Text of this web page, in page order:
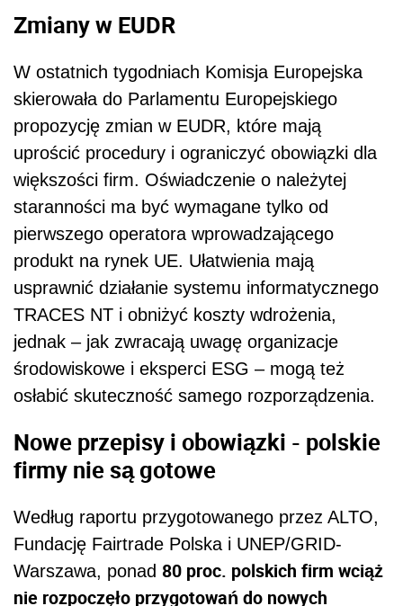
Zmiany w EUDR
W ostatnich tygodniach Komisja Europejska
skierowała do Parlamentu Europejskiego
propozycję zmian w EUDR, które mają
uprościć procedury i ograniczyć obowiązki dla
większości firm. Oświadczenie o należytej
staranności ma być wymagane tylko od
pierwszego operatora wprowadzającego
produkt na rynek UE. Ułatwienia mają
usprawnić działanie systemu informatycznego
TRACES NT i obniżyć koszty wdrożenia,
jednak – jak zwracają uwagę organizacje
środowiskowe i eksperci ESG – mogą też
osłabić skuteczność samego rozporządzenia.
Nowe przepisy i obowiązki - polskie
firmy nie są gotowe
Według raportu przygotowanego przez ALTO,
Fundację Fairtrade Polska i UNEP/GRID-
Warszawa, ponad 80 proc. polskich firm wciąż
nie rozpoczęło przygotowań do nowych